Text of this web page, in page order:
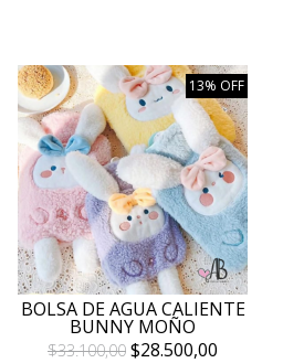
13% OFF
BOLSA DE AGUA CALIENTE
BUNNY MOÑO
$33.100,00 $28.500,00